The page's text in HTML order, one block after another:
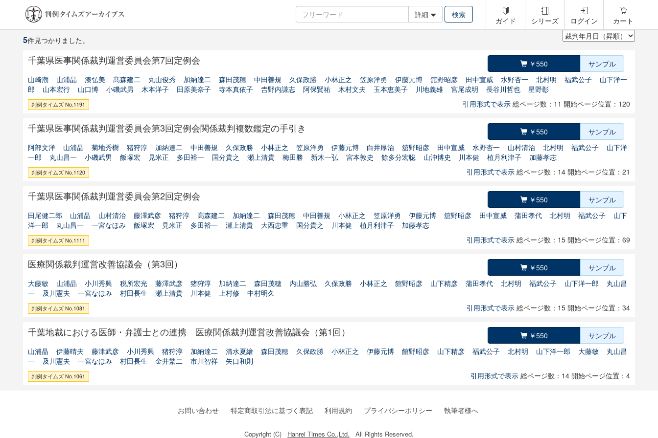
詳細
ガイド シリーズ ログイン カート
5件見つかりました。
千葉県医事関係裁判運営委員会第7回定例会 ￥550
サンプル
山崎潮
山浦晶 湊弘美 髙森建二 丸山俊秀 加納達二 森田茂穂 中田善規 久保政勝 小林正之 笠原洋勇 伊藤元博 舘野昭彦 田中宣威 水野杏一 北村明 福武公子
山下洋一
郎
山本宏行 山口博 小磯武男 木本洋子 田原美奈子 寺本真依子 𠮷野内謙志 阿保賢祐 木村文夫 玉本恵美子 川地義雄 宮尾成明 長谷川哲也 星野彰
判例タイムズ No.1191 引用形式で表示 総ページ数：11 開始ページ位置：120
千葉県医事関係裁判運営委員会第3回定例会関係裁判複数鑑定の手引き ￥550
サンプル
阿部文洋
山浦晶 菊地秀樹 猪狩淳 加納達二 中田善規 久保政勝 小林正之 笠原洋勇 伊藤元博 白井厚治 舘野昭彦 田中宣威 水野杏一 山村清治 北村明 福武公子
山下洋
一郎
丸山昌一 小磯武男 飯塚宏 見米正 多田裕一 国分貴之 瀬上清貴 梅田勝 新木一弘 宮本敦史 餘多分宏聡 山沖博史 川本健 植月利津子 加藤孝志
判例タイムズ No.1120 引用形式で表示 総ページ数：14 開始ページ位置：21
千葉県医事関係裁判運営委員会第2回定例会 ￥550
サンプル
田尾健二郎
山浦晶 山村清治 藤澤武彦 猪狩淳 高森建二 加納達二 森田茂穂 中田善規 小林正之 笠原洋勇 伊藤元博 舘野昭彦 田中宣威 蒲田孝代 北村明 福武公子
山下
洋一郎
丸山昌一 一宮なほみ 飯塚宏 見米正 多田裕一 瀬上清貴 大西忠重 国分貴之 川本健 植月利津子 加藤孝志
判例タイムズ No.1111 引用形式で表示 総ページ数：15 開始ページ位置：69
医療関係裁判運営改善協議会（第3回） ￥550
サンプル
大藤敏
山浦晶 小川秀興 税所宏光 藤澤武彦 猪狩淳 加納達二 森田茂穂 内山勝弘 久保政勝 小林正之 館野昭彦 山下精彦 蒲田孝代 北村明 福武公子 山下洋一郎
丸山昌
一
及川憲夫 一宮なほみ 村田長生 瀬上清貴 川本健 上村修 中村明久
判例タイムズ No.1081 引用形式で表示 総ページ数：15 開始ページ位置：34
千葉地裁における医師・弁護士との連携 医療関係裁判運営改善協議会（第1回） ￥550
サンプル
山浦晶
伊藤晴夫 藤津武彦 小川秀興 猪狩淳 加納達二 清水夏繪 森田茂穂 久保政勝 小林正之 伊藤元博 館野昭彦 山下精彦 福武公子 北村明 山下洋一郎 大藤敏
丸山昌
一
及川憲夫 一宮なほみ 村田長生 金井繁二 市川智祥 矢口和則
判例タイムズ No.1061 引用形式で表示 総ページ数：14 開始ページ位置：4
お問い合わせ 特定商取引法に基づく表記 利用規約 プライバシーポリシー 執筆者様へ
Copyright (C) Hanrei Times Co.,Ltd. All Rights Reserved.